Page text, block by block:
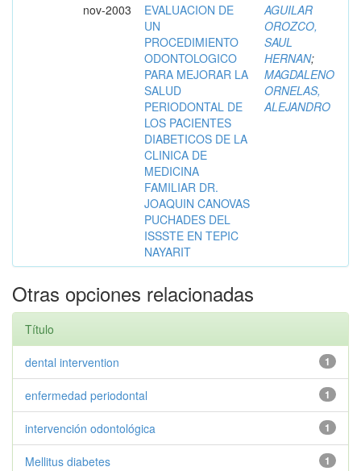
nov-2003
EVALUACION DE
UN
PROCEDIMIENTO
ODONTOLOGICO
PARA MEJORAR LA
SALUD
PERIODONTAL DE
LOS PACIENTES
DIABETICOS DE LA
CLINICA DE
MEDICINA
FAMILIAR DR.
JOAQUIN CANOVAS
PUCHADES DEL
ISSSTE EN TEPIC
NAYARIT
AGUILAR
OROZCO,
SAUL
HERNAN;
MAGDALENO
ORNELAS,
ALEJANDRO
Otras opciones relacionadas
Título
1
dental intervention
1
enfermedad periodontal
1
intervención odontológica
1
Mellitus diabetes